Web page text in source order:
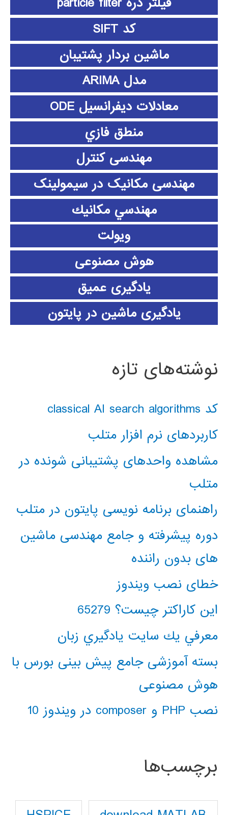
کد SIFT
ماشین بردار پشتیبان
مدل ARIMA
معادلات دیفرانسیل ODE
منطق فازي
مهندسی کنترل
مهندسی مکانیک در سیمولینک
مهندسي مكانيك
ویولت
هوش مصنوعی
یادگیری عمیق
یادگیری ماشین در پایتون
نوشته‌های تازه
کد classical AI search algorithms
کاربردهای نرم افزار متلب
مشاهده واحدهای پشتیبانی شونده در
متلب
راهنمای برنامه نویسی پایتون در متلب
دوره پیشرفته و جامع مهندسی ماشین
های بدون راننده
خطای نصب ویندوز
این کاراکتر چیست؟ 65279
معرفي يك سايت يادگيري زبان
بسته آموزشی جامع پیش بینی بورس با
هوش مصنوعی
نصب PHP و composer در ویندوز 10
برچسب‌ها